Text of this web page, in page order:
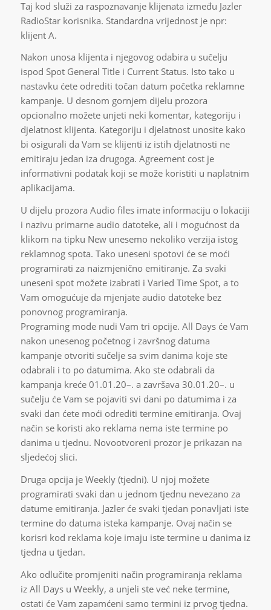
Taj kod služi za raspoznavanje klijenata između Jazler
RadioStar korisnika. Standardna vrijednost je npr:
klijent A.
Nakon unosa klijenta i njegovog odabira u sučelju
ispod Spot General Title i Current Status. Isto tako u
nastavku ćete odrediti točan datum početka reklamne
kampanje. U desnom gornjem dijelu prozora
opcionalno možete unjeti neki komentar, kategoriju i
djelatnost klijenta. Kategoriju i djelatnost unosite kako
bi osigurali da Vam se klijenti iz istih djelatnosti ne
emitiraju jedan iza drugoga. Agreement cost je
informativni podatak koji se može koristiti u naplatnim
aplikacijama.
U dijelu prozora Audio files imate informaciju o lokaciji
i nazivu primarne audio datoteke, ali i mogućnost da
klikom na tipku New unesemo nekoliko verzija istog
reklamnog spota. Tako uneseni spotovi će se moći
programirati za naizmjenično emitiranje. Za svaki
uneseni spot možete izabrati i Varied Time Spot, a to
Vam omogućuje da mjenjate audio datoteke bez
ponovnog programiranja.
Programing mode nudi Vam tri opcije. All Days će Vam
nakon unesenog početnog i završnog datuma
kampanje otvoriti sučelje sa svim danima koje ste
odabrali i to po datumima. Ako ste odabrali da
kampanja kreće 01.01.20–. a završava 30.01.20–. u
sučelju će Vam se pojaviti svi dani po datumima i za
svaki dan ćete moći odrediti termine emitiranja. Ovaj
način se koristi ako reklama nema iste termine po
danima u tjednu. Novootvoreni prozor je prikazan na
sljedećoj slici.
Druga opcija je Weekly (tjedni). U njoj možete
programirati svaki dan u jednom tjednu nevezano za
datume emitiranja. Jazler će svaki tjedan ponavljati iste
termine do datuma isteka kampanje. Ovaj način se
korisri kod reklama koje imaju iste termine u danima iz
tjedna u tjedan.
Ako odlučite promjeniti način programiranja reklama
iz All Days u Weekly, a unjeli ste već neke termine,
ostati će Vam zapamćeni samo termini iz prvog tjedna.